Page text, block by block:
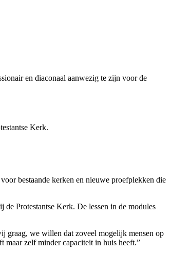
en diaconaal aanwezig te zijn voor de
Kerk.
bestaande kerken en nieuwe proefplekken die
Protestantse Kerk. De lessen in de modules
graag, we willen dat zoveel mogelijk mensen op
maar zelf minder capaciteit in huis heeft.”